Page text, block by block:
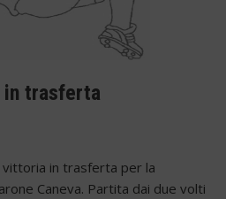
in trasferta
vittoria in trasferta per la
Caneva. Partita dai due volti